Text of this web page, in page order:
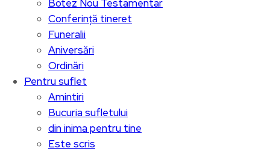
Botez Nou Testamentar
Conferință tineret
Funeralii
Aniversări
Ordinări
Pentru suflet
Amintiri
Bucuria sufletului
din inima pentru tine
Este scris